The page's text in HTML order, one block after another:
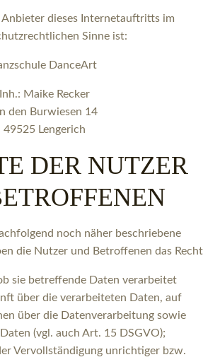
dieses Internetauftritts im
Sinne ist:
DanceArt
Inh.: Maike Recker
den Burwiesen 14
49525 Lengerich
DER NUTZER
noch näher beschriebene
die Nutzer und Betroffenen das Recht
sie betreffende Daten verarbeitet
über die verarbeiteten Daten, auf
über die Datenverarbeitung sowie
(vgl. auch Art. 15 DSGVO);
Vervollständigung unrichtiger bzw.